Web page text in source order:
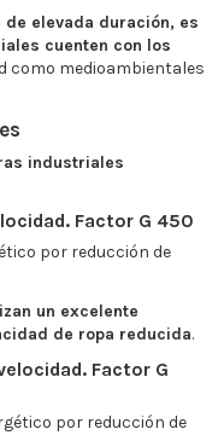
elevada duración, es
cuenten con los
como medioambientales
industriales
Factor G 450
por reducción de
un excelente
de ropa reducida.
Factor G
por reducción de